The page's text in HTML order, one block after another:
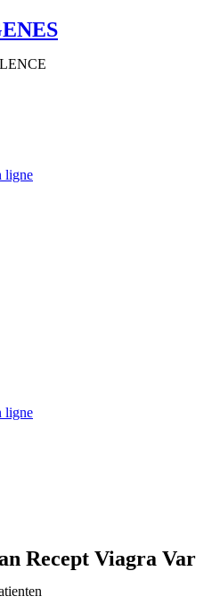
ligne
ligne
Recept Viagra Var